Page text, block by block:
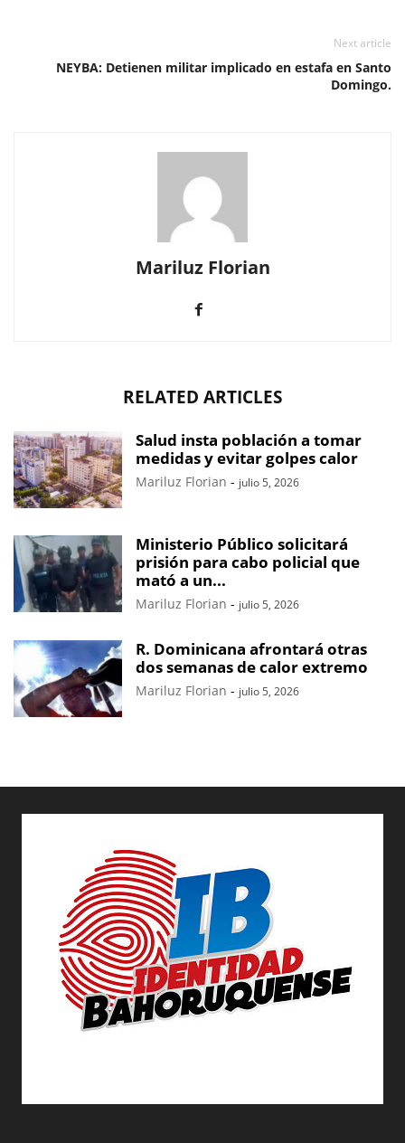
Next article
NEYBA: Detienen militar implicado en estafa en Santo
Domingo.
Mariluz Florian
RELATED ARTICLES
Salud insta población a tomar
medidas y evitar golpes calor
Mariluz Florian - julio 5, 2026
Ministerio Público solicitará
prisión para cabo policial que
mató a un...
Mariluz Florian - julio 5, 2026
R. Dominicana afrontará otras
dos semanas de calor extremo
Mariluz Florian - julio 5, 2026